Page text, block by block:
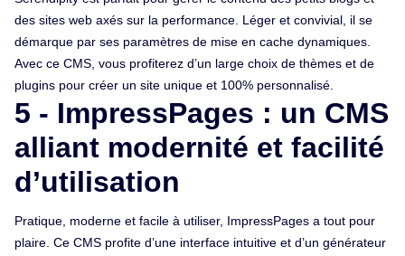
des sites web axés sur la performance. Léger et convivial, il se
démarque par ses paramètres de mise en cache dynamiques.
Avec ce CMS, vous profiterez d’un large choix de thèmes et de
plugins pour créer un site unique et 100% personnalisé.
5 - ImpressPages : un CMS
alliant modernité et facilité
d’utilisation
Pratique, moderne et facile à utiliser, ImpressPages a tout pour
plaire. Ce CMS profite d’une interface intuitive et d’un générateur